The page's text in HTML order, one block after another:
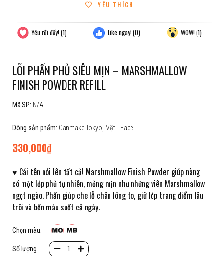
YÊU THÍCH
Yêu rồi đấy!(1) Like ngay!(0) WOW!(1)
LÕI PHẤN PHỦ SIÊU MỊN – MARSHMALLOW
FINISH POWDER REFILL
Mã SP: N/A
Dòng sản phẩm: Canmake Tokyo Mặt - Face
330,000₫
♥ Cái tên nói lên tất cả! Marshmallow Finish Powder giúp nàng
có một lớp phủ tự nhiên, mỏng mịn như những viên Marshmallow
ngọt ngào. Phấn giúp che lỗ chân lông to, giữ lớp trang điểm lâu
trôi và bền màu suốt cả ngày.
Chọn màu:
Số lượng